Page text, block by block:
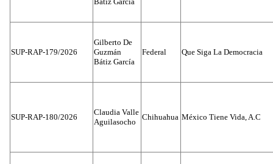
SUP-RAP-179/2026
Gilberto De
Guzmán
Bátiz García
Federal Que Siga La Democracia
SUP-RAP-180/2026
Claudia Valle
Aguilasocho
Chihuahua México Tiene Vida, A.C